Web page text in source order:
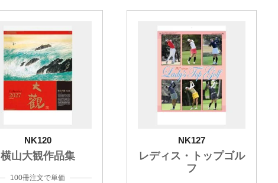
NK120
横山大観作品集
100冊注文で単価
NK127
レディス・トップゴル
フ